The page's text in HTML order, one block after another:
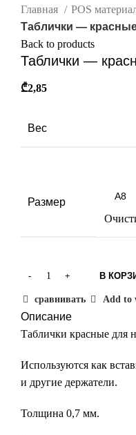
Главная
POS
Таблички —
Back to products
Таблички —
₾2,85
Вес
Размер
В
сравнивать Add to
Описание
Таблички красные для
Используются как
и другие держатели.
Толщина 0,7 мм.